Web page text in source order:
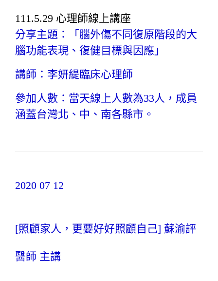
111.5.29 心理師線上講座
分享主題：「腦外傷不同復原階段的大
腦功能表現、復健目標與因應」
講師：李妍緹臨床心理師
參加人數：當天線上人數為33人，成員
涵蓋台灣北、中、南各縣市。
2020 07 12
[照顧家人，更要好好照顧自己] 蘇渝評
醫師 主講